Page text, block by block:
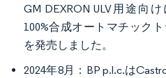
GM DEXRON ULV用途向
100%合成オートマチック
を発売しました。
2024年8月：BP p.l.c.は